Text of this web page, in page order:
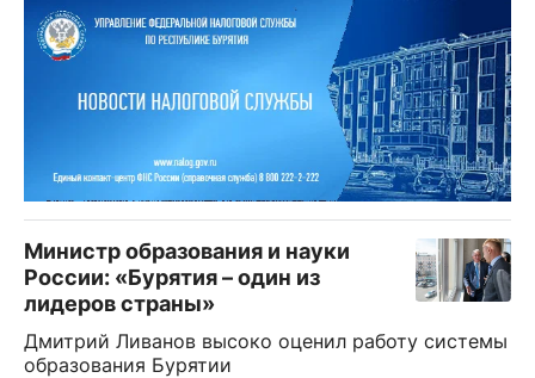
Министр образования и науки
России: «Бурятия – один из
лидеров страны»
Дмитрий Ливанов высоко оценил работу системы
образования Бурятии